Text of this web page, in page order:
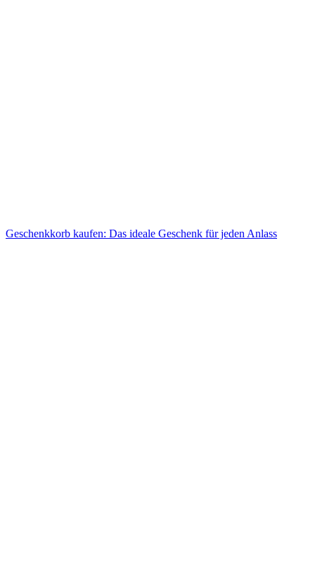
Geschenkkorb kaufen: Das ideale Geschenk für jeden Anlass